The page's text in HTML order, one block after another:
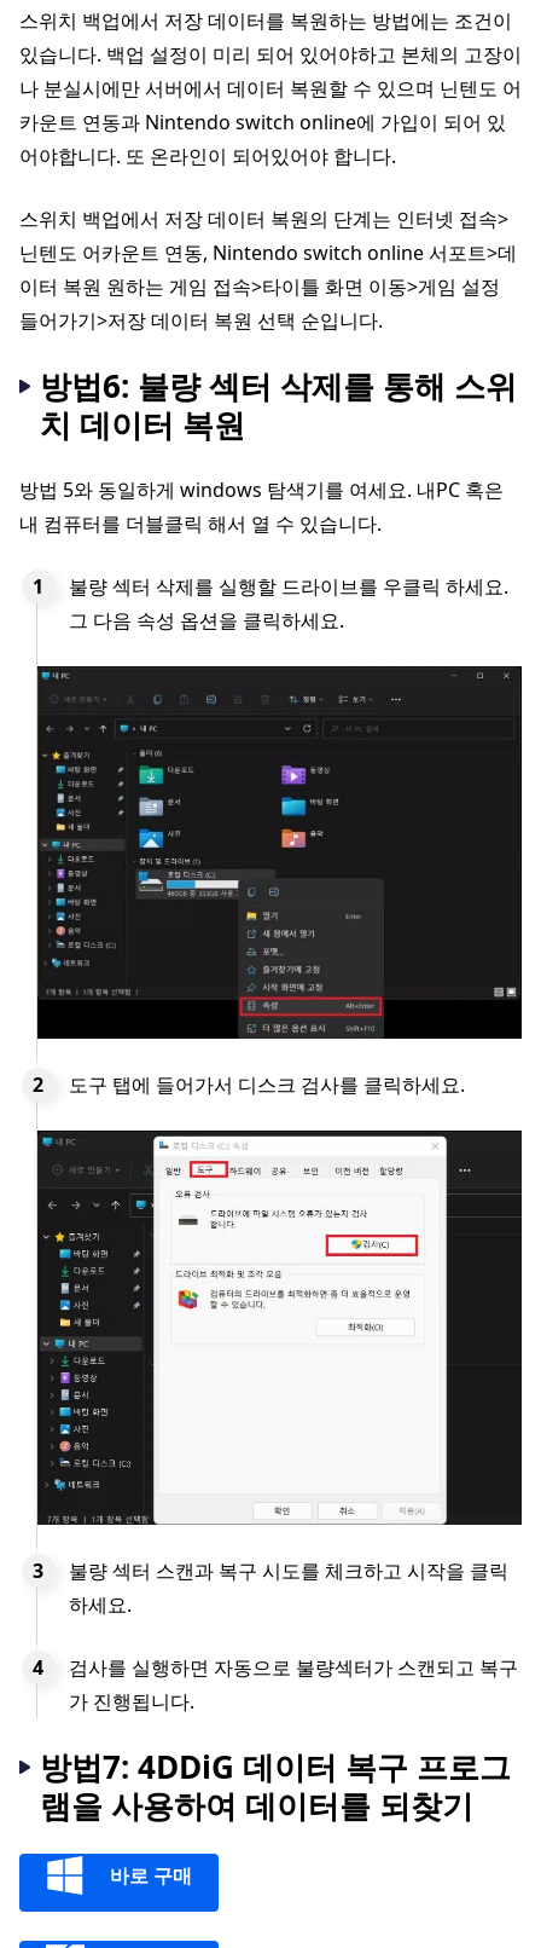
스위치 백업에서 저장 데이터를 복원하는 방법에는 조건이
있습니다. 백업 설정이 미리 되어 있어야하고 본체의 고장이
나 분실시에만 서버에서 데이터 복원할 수 있으며 닌텐도 어
카운트 연동과 Nintendo switch online에 가입이 되어 있
어야합니다. 또 온라인이 되어있어야 합니다.
스위치 백업에서 저장 데이터 복원의 단계는 인터넷 접속>
닌텐도 어카운트 연동, Nintendo switch online 서포트>데
이터 복원 원하는 게임 접속>타이틀 화면 이동>게임 설정
들어가기>저장 데이터 복원 선택 순입니다.
방법6: 불량 섹터 삭제를 통해 스위
치 데이터 복원
방법 5와 동일하게 windows 탐색기를 여세요. 내PC 혹은
내 컴퓨터를 더블클릭 해서 열 수 있습니다.
불량 섹터 삭제를 실행할 드라이브를 우클릭 하세요.
그 다음 속성 옵션을 클릭하세요.
도구 탭에 들어가서 디스크 검사를 클릭하세요.
불량 섹터 스캔과 복구 시도를 체크하고 시작을 클릭
하세요.
검사를 실행하면 자동으로 불량섹터가 스캔되고 복구
가 진행됩니다.
방법7: 4DDiG 데이터 복구 프로그
램을 사용하여 데이터를 되찾기
바로 구매